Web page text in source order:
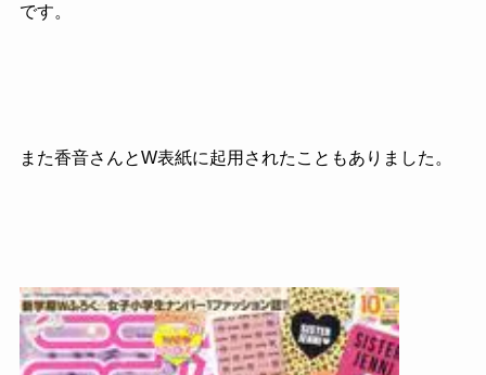
です。
また香音さんとW表紙に起用されたこともありました。